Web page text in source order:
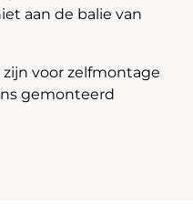
aan de balie van
voor zelfmontage
gemonteerd